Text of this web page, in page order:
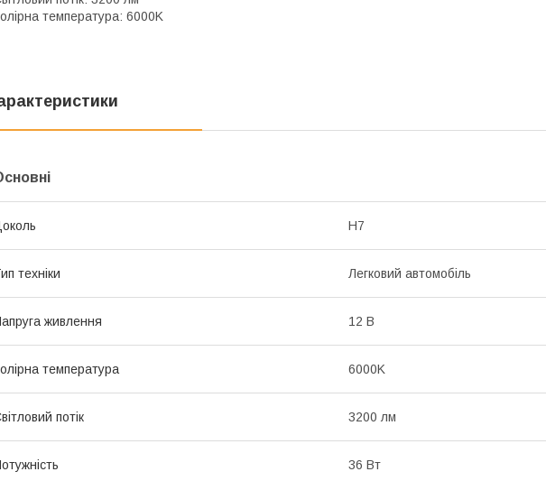
температура: 6000K
H7
техніки Легковий автомобіль
живлення 12 В
температура 6000K
потік 3200 лм
36 Вт